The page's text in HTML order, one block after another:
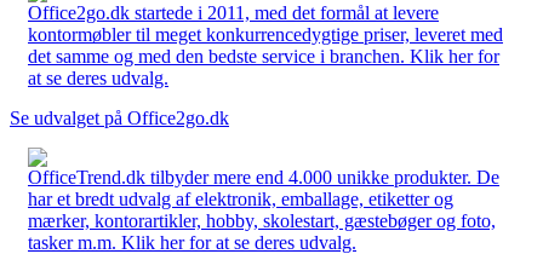
Office2go.dk startede i 2011, med det formål at levere
kontormøbler til meget konkurrencedygtige priser, leveret med
det samme og med den bedste service i branchen. Klik her for
at se deres udvalg.
Se udvalget på Office2go.dk
OfficeTrend.dk tilbyder mere end 4.000 unikke produkter. De
har et bredt udvalg af elektronik, emballage, etiketter og
mærker, kontorartikler, hobby, skolestart, gæstebøger og foto,
tasker m.m. Klik her for at se deres udvalg.